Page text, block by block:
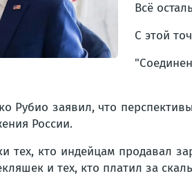
Всё
С этой
Рубио заявил, что
России.
тех, кто индейцам продавал
и тех, кто платил за